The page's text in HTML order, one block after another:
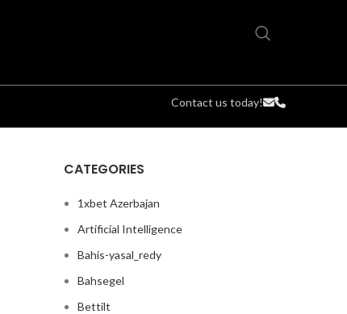
Contact us today!
CATEGORIES
1xbet Azerbajan
Artificial Intelligence
Bahis-yasal_redy
Bahsegel
Bettilt